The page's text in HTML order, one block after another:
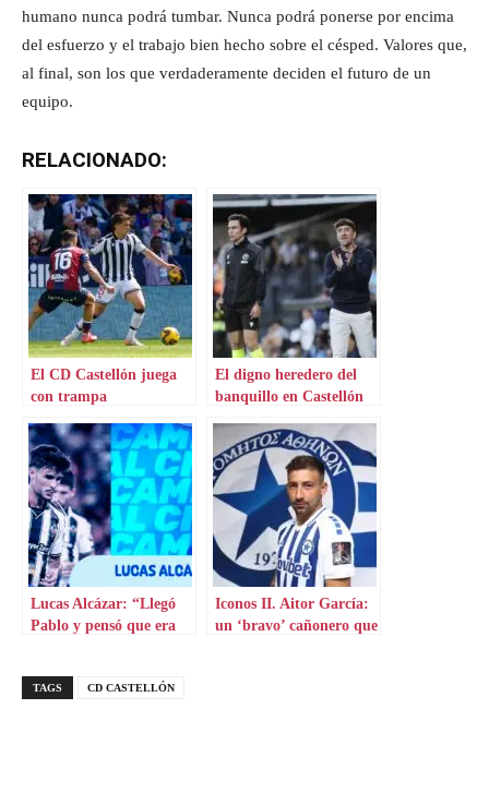
humano nunca podrá tumbar. Nunca podrá ponerse por encima
del esfuerzo y el trabajo bien hecho sobre el césped. Valores que,
al final, son los que verdaderamente deciden el futuro de un
equipo.
RELACIONADO:
El CD Castellón juega
con trampa
El digno heredero del
banquillo en Castellón
Lucas Alcázar: “Llegó
Pablo y pensó que era
Iconos II. Aitor García:
un ‘bravo’ cañonero que
TAGS CD CASTELLÓN